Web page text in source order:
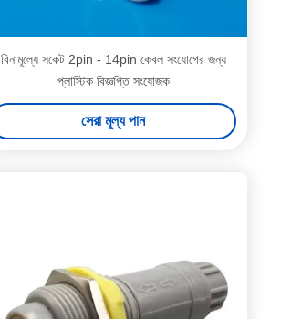
বিনামূল্যে সকেট 2pin - 14pin কেবল সংযোগের জন্য
প্লাস্টিক বিজ্ঞপ্তি সংযোজক
সেরা মূল্য পান